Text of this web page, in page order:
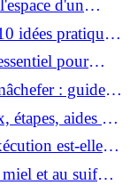
d'un
idées pratiques
pour
: guide
étapes, aides et
est-elle
et au suif